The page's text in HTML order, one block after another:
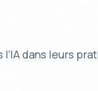
dans leurs